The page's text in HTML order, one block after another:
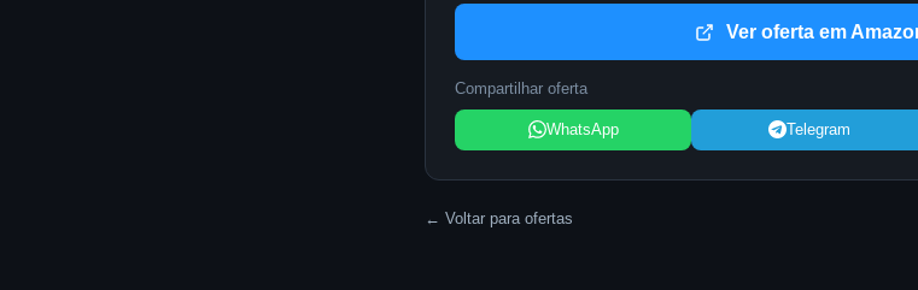
Ver oferta em
Compartilhar oferta
WhatsApp Telegram
← Voltar para ofertas